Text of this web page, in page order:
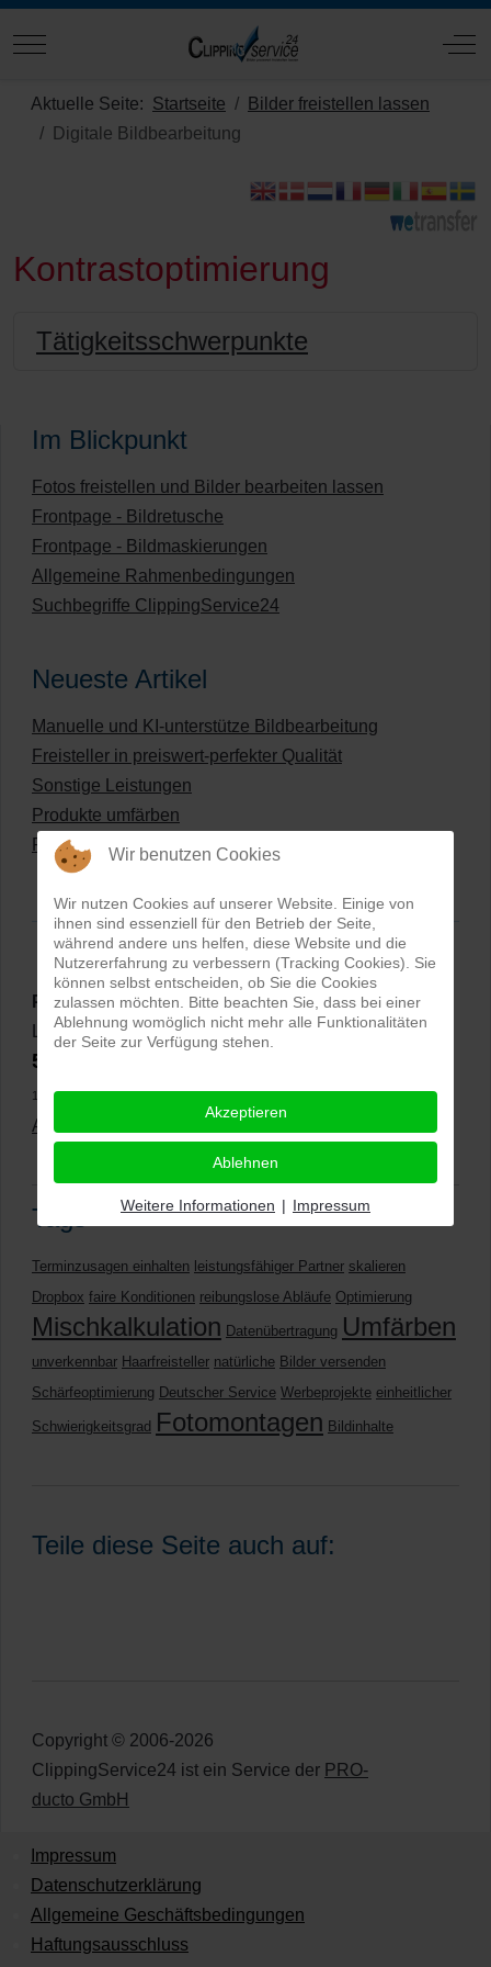
Mobile Menu Toggle Off-
Aktuelle Seite: Startseite
Bilder freistellen lassen
Digitale Bildbearbeitung
Kontrastoptimierung
Tätigkeitsschwerpunkte
Im Blickpunkt
Fotos freistellen und Bilder bearbeiten lassen
Frontpage - Bildretusche
Frontpage - Bildmaskierungen
Allgemeine Rahmenbedingungen
Suchbegriffe ClippingService24
Neueste Artikel
Manuelle und KI-unterstütze Bildbearbeitung
Freisteller in preiswert-perfekter Qualität
Sonstige Leistungen
Produkte umfärben
Preisliste für digitale Bildbearbeitung
PRO-ducto GmbH , Fotografie und Bildbearbeitung in
Lichtenau
5,0
11.01.2026)
Alle Rezensionen ansehen
Tags
Terminzusagen einhalten leistungsfähiger Partner skalieren
Dropbox faire Konditionen reibungslose Abläufe Optimierung
Mischkalkulation Datenübertragung Umfärben
unverkennbar Haarfreisteller natürliche Bilder versenden
Schärfeoptimierung Deutscher Service Werbeprojekte einheitlicher
Schwierigkeitsgrad Fotomontagen Bildinhalte
Teile diese Seite auch auf:
Copyright © 2006-2026
ClippingService24 ist ein Service der PRO-
ducto GmbH
Impressum
Datenschutzerklärung
Allgemeine Geschäftsbedingungen
Haftungsausschluss
Wir benutzen Cookies
Wir nutzen Cookies auf unserer Website. Einige von
ihnen sind essenziell für den Betrieb der Seite,
während andere uns helfen, diese Website und die
Nutzererfahrung zu verbessern (Tracking Cookies). Sie
können selbst entscheiden, ob Sie die Cookies
zulassen möchten. Bitte beachten Sie, dass bei einer
Ablehnung womöglich nicht mehr alle Funktionalitäten
der Seite zur Verfügung stehen.
Akzeptieren
Ablehnen
Weitere Informationen | Impressum